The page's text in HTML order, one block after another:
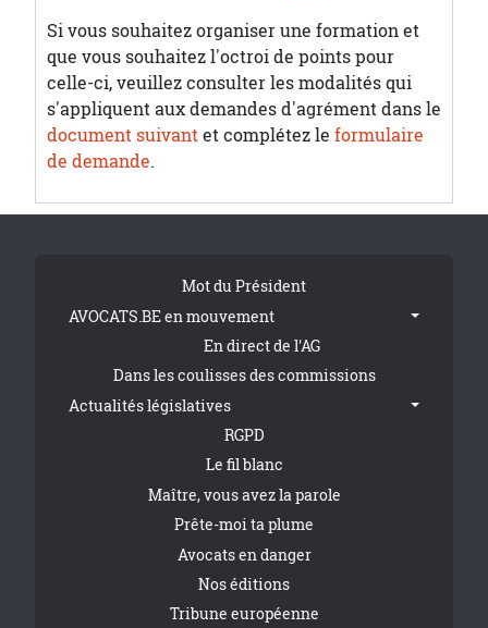
Si vous souhaitez organiser une formation et
que vous souhaitez l'octroi de points pour
celle-ci, veuillez consulter les modalités qui
s'appliquent aux demandes d'agrément dans le
document suivantet complétez le formulaire
de demande.
Tribune FooterMot du Président
AVOCATS.BE en mouvement
En direct de l'AG
Dans les coulisses des commissions
Actualités législatives
RGPD
Le fil blanc
Maître, vous avez la parole
Prête-moi ta plume
Avocats en danger
Nos éditions
Tribune européenne